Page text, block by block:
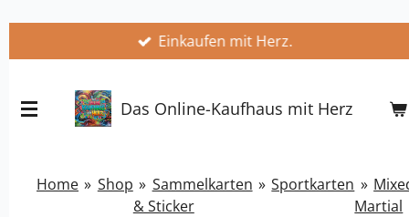
springen
Einkaufen mit Herz.
Das Online-Kaufhaus mit Herz
Home » Shop » Sammelkarten
& Sticker
» Sportkarten »
Martial